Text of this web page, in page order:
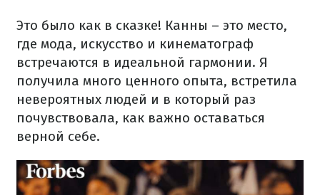
Это было как в сказке! Канны – это место,
где мода, искусство и кинематограф
встречаются в идеальной гармонии. Я
получила много ценного опыта, встретила
невероятных людей и в который раз
почувствовала, как важно оставаться
верной себе.